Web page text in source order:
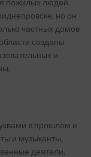
пожилых людей.
но он
частных домов
созданы
и
в прошлом и
и музыканты,
деятели,